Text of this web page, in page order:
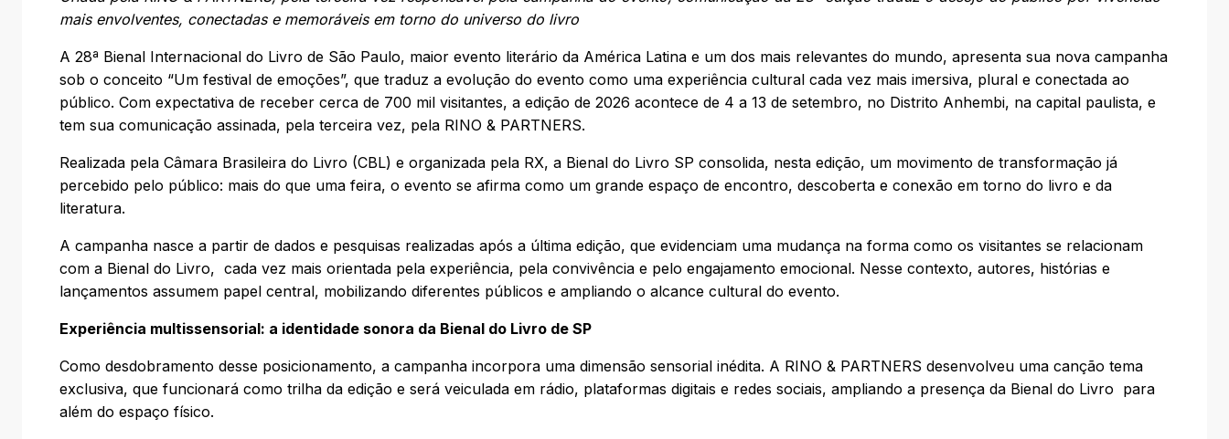
mais envolventes, conectadas e memoráveis em torno do universo do livro
A 28ª Bienal Internacional do Livro de São Paulo, maior evento literário da América Latina e um dos mais relevantes do mundo, apresenta sua nova campanha
sob o conceito “Um festival de emoções”, que traduz a evolução do evento como uma experiência cultural cada vez mais imersiva, plural e conectada ao
público. Com expectativa de receber cerca de 700 mil visitantes, a edição de 2026 acontece de 4 a 13 de setembro, no Distrito Anhembi, na capital paulista, e
tem sua comunicação assinada, pela terceira vez, pela RINO & PARTNERS.
Realizada pela Câmara Brasileira do Livro (CBL) e organizada pela RX, a Bienal do Livro SP consolida, nesta edição, um movimento de transformação já
percebido pelo público: mais do que uma feira, o evento se afirma como um grande espaço de encontro, descoberta e conexão em torno do livro e da
literatura.
A campanha nasce a partir de dados e pesquisas realizadas após a última edição, que evidenciam uma mudança na forma como os visitantes se relacionam
com a Bienal do Livro, cada vez mais orientada pela experiência, pela convivência e pelo engajamento emocional. Nesse contexto, autores, histórias e
lançamentos assumem papel central, mobilizando diferentes públicos e ampliando o alcance cultural do evento.
Experiência multissensorial: a identidade sonora da Bienal do Livro de SP
Como desdobramento desse posicionamento, a campanha incorpora uma dimensão sensorial inédita. A RINO & PARTNERS desenvolveu uma canção tema
exclusiva, que funcionará como trilha da edição e será veiculada em rádio, plataformas digitais e redes sociais, ampliando a presença da Bienal do Livro para
além do espaço físico.